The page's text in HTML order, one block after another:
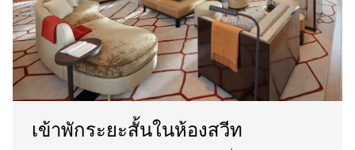
เข้าพักระยะสั้นในห้องสวีท